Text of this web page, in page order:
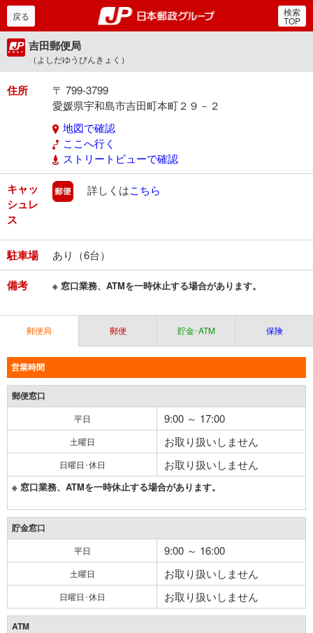
郵便局・日本郵政グルー
戻る 検索
TOP
吉田郵便局
（よしだゆうびんきょく）
住所
〒 799-3799
愛媛県宇和島市吉田町本町２９－２
地図で確認
ここへ行く
ストリートビューで確認
キャッ
シュレ
ス
郵便
詳しくはこちら
駐車場 あり（6台）
備考 ※ 窓口業務、ATMを一時休止する場合があります。
郵便局 郵便 貯金･ATM 保険
営業時間
郵便窓口
平日 9:00 ～ 17:00
土曜日 お取り扱いしません
日曜日･休日 お取り扱いしません
※ 窓口業務、ATMを一時休止する場合があります。
貯金窓口
平日 9:00 ～ 16:00
土曜日 お取り扱いしません
日曜日･休日 お取り扱いしません
ATM